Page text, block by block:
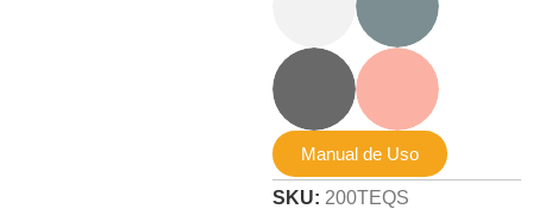
Manual de Uso
SKU: 200TEQS